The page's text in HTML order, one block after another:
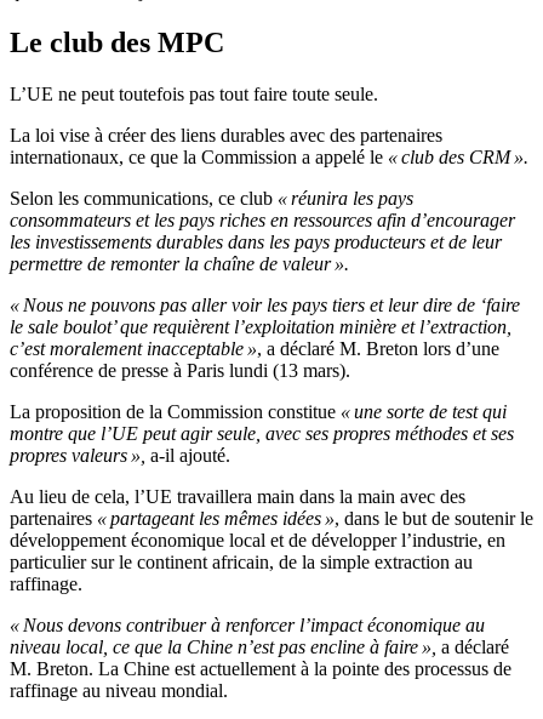
Le club des MPC
L’UE ne peut toutefois pas tout faire toute seule.
La loi vise à créer des liens durables avec des partenaires
internationaux, ce que la Commission a appelé le « club des CRM ».
Selon les communications, ce club « réunira les pays
consommateurs et les pays riches en ressources afin d’encourager
les investissements durables dans les pays producteurs et de leur
permettre de remonter la chaîne de valeur ».
« Nous ne pouvons pas aller voir les pays tiers et leur dire de ‘faire
le sale boulot’ que requièrent l’exploitation minière et l’extraction,
c’est moralement inacceptable », a déclaré M. Breton lors d’une
conférence de presse à Paris lundi (13 mars).
La proposition de la Commission constitue « une sorte de test qui
montre que l’UE peut agir seule, avec ses propres méthodes et ses
propres valeurs », a-il ajouté.
Au lieu de cela, l’UE travaillera main dans la main avec des
partenaires « partageant les mêmes idées », dans le but de soutenir le
développement économique local et de développer l’industrie, en
particulier sur le continent africain, de la simple extraction au
raffinage.
« Nous devons contribuer à renforcer l’impact économique au
niveau local, ce que la Chine n’est pas encline à faire », a déclaré
M. Breton. La Chine est actuellement à la pointe des processus de
raffinage au niveau mondial.